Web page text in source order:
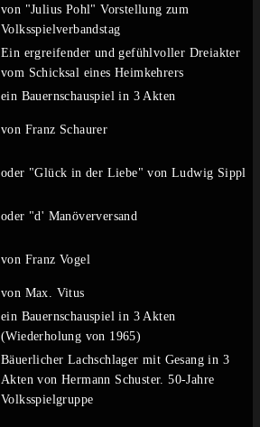
von "Julius Pohl" Vorstellung zum
Volksspielverbandstag
Ein ergreifender und gefühlvoller Dreiakter
vom Schicksal eines Heimkehrers
ein Bauernschauspiel in 3 Akten
von Franz Schaurer
oder "Glück in der Liebe" von Ludwig Sippl
oder "d' Manöverversand
von Franz Vogel
von Max. Vitus
ein Bauernschauspiel in 3 Akten
(Wiederholung von 1965)
Bäuerlicher Lachschlager mit Gesang in 3
Akten von Hermann Schuster. 50-Jahre
Volksspielgruppe